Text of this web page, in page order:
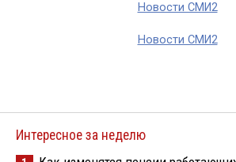
Новости СМИ2
Новости СМИ2
Интересное за неделю